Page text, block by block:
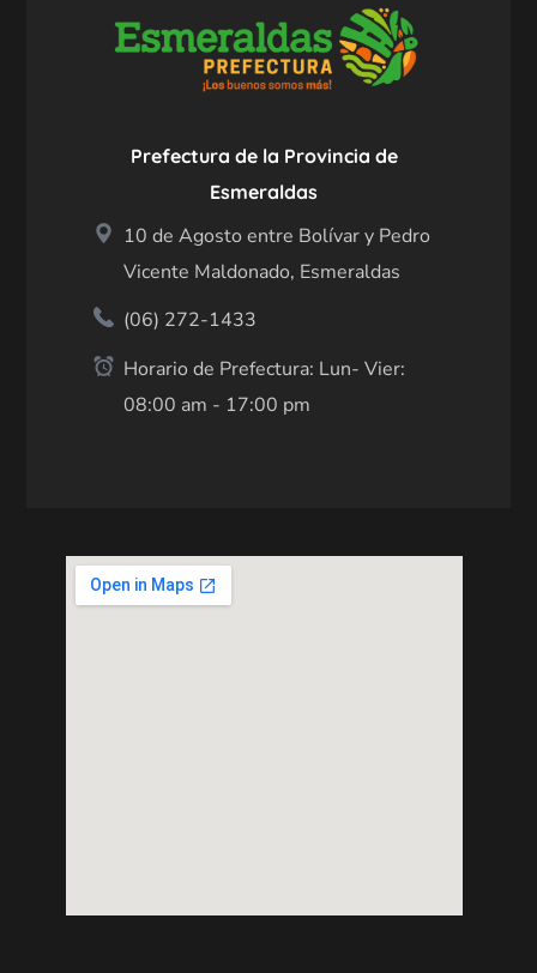
Prefectura de la Provincia de
Esmeraldas
10 de Agosto entre Bolívar y Pedro
Vicente Maldonado, Esmeraldas
(06) 272-1433
Horario de Prefectura: Lun- Vier:
08:00 am - 17:00 pm